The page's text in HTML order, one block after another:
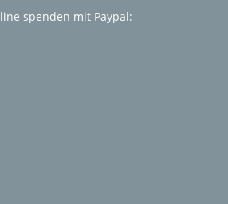
spenden mit Paypal: